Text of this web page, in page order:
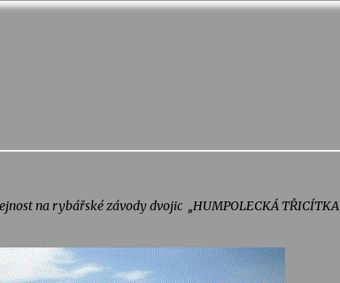
na rybářské závody dvojic „HUMPOLECKÁ TŘICÍTKA